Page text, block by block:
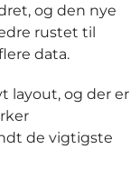
og den nye
rustet til
data.
layout, og der er
de vigtigste